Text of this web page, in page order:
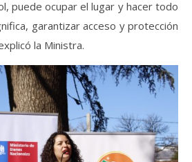
puede ocupar el lugar y hacer todo
garantizar acceso y protección
la Ministra.